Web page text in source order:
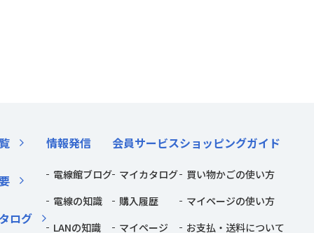
ログ
情報発信
電線館ブログ
電線の知識
LANの知識
会員サービス
マイカタログ
購入履歴
マイページ
ショッピングガイド
買い物かごの使い方
マイページの使い方
お支払・送料について